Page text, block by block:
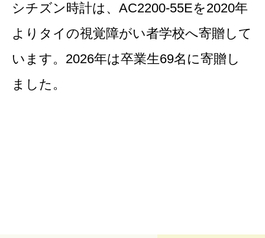
シチズン時計は、AC2200-55Eを2020年
よりタイの視覚障がい者学校へ寄贈して
います。2026年は卒業生69名に寄贈し
ました。